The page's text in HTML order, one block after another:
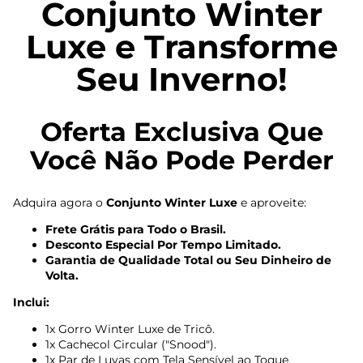
Conjunto Winter
Luxe e Transforme
Seu Inverno!
Oferta Exclusiva Que
Você Não Pode Perder
Adquira agora o Conjunto Winter Luxe e aproveite:
Frete Grátis para Todo o Brasil.
Desconto Especial Por Tempo Limitado.
Garantia de Qualidade Total ou Seu Dinheiro de
Volta.
Inclui:
1x Gorro Winter Luxe de Tricô.
1x Cachecol Circular ("Snood").
1x Par de Luvas com Tela Sensível ao Toque.